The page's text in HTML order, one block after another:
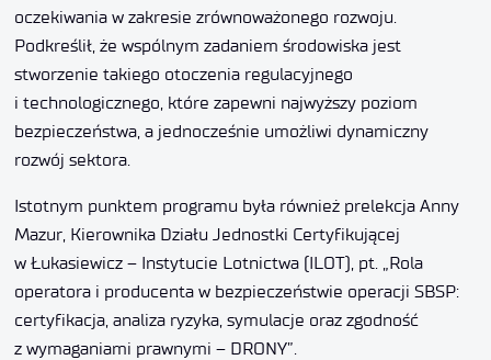
oczekiwania w zakresie zrównoważonego rozwoju.
Podkreślił, że wspólnym zadaniem środowiska jest
stworzenie takiego otoczenia regulacyjnego
i technologicznego, które zapewni najwyższy poziom
bezpieczeństwa, a jednocześnie umożliwi dynamiczny
rozwój sektora.
Istotnym punktem programu była również prelekcja Anny
Mazur, Kierownika Działu Jednostki Certyfikującej
w Łukasiewicz – Instytucie Lotnictwa (ILOT), pt. „Rola
operatora i producenta w bezpieczeństwie operacji SBSP:
certyfikacja, analiza ryzyka, symulacje oraz zgodność
z wymaganiami prawnymi – DRONY”.